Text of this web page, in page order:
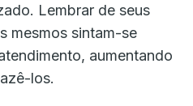
Lembrar de seus
mesmos sintam-se
aumentando
los.